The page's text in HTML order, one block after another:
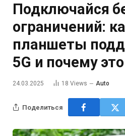
Подключайся
ограничений:
планшеты
5G и почему
24.03.2025 18 Views Auto
Поделиться